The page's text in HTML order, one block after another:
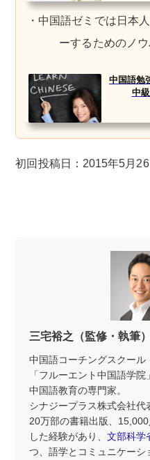
・中国語ゼミでは日本
ーするためのノ
中国語勉
中
初回投稿日：2015年5月26
三宅裕之（監修・執筆）
中国語コーチングスクー
「フルーエント中国語学院
中国語教育の専門家。
シナジープラス株式会社代
20万部の書籍出版、
した経験があり、文部科学
つ、語学とコミュニケーシ